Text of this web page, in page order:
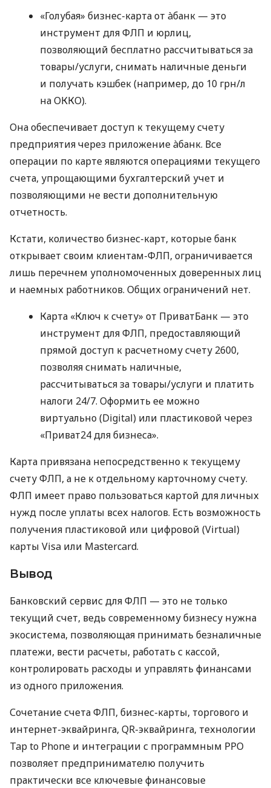
«Голубая» бизнес-карта от àбанк — это
инструмент для ФЛП и юрлиц,
позволяющий бесплатно рассчитываться за
товары/услуги, снимать наличные деньги
и получать кэшбек (например, до 10 грн/л
на ОККО).
Она обеспечивает доступ к текущему счету
предприятия через приложение àбанк. Все
операции по карте являются операциями текущего
счета, упрощающими бухгалтерский учет и
позволяющими не вести дополнительную
отчетность.
Кстати, количество бизнес-карт, которые банк
открывает своим клиентам-ФЛП, ограничивается
лишь перечнем уполномоченных доверенных лиц
и наемных работников. Общих ограничений нет.
Карта «Ключ к счету» от ПриватБанк — это
инструмент для ФЛП, предоставляющий
прямой доступ к расчетному счету 2600,
позволяя снимать наличные,
рассчитываться за товары/услуги и платить
налоги 24/7. Оформить ее можно
виртуально (Digital) или пластиковой через
«Приват24 для бизнеса».
Карта привязана непосредственно к текущему
счету ФЛП, а не к отдельному карточному счету.
ФЛП имеет право пользоваться картой для личных
нужд после уплаты всех налогов. Есть возможность
получения пластиковой или цифровой (Virtual)
карты Visa или Mastercard.
Вывод
Банковский сервис для ФЛП — это не только
текущий счет, ведь современному бизнесу нужна
экосистема, позволяющая принимать безналичные
платежи, вести расчеты, работать с кассой,
контролировать расходы и управлять финансами
из одного приложения.
Сочетание счета ФЛП, бизнес-карты, торгового и
интернет-эквайринга, QR-эквайринга, технологии
Tap to Phone и интеграции с программным РРО
позволяет предпринимателю получить
практически все ключевые финансовые